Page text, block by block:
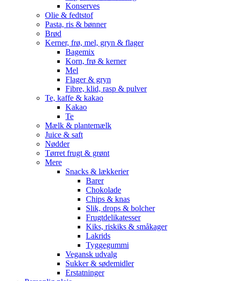
Konserves
Olie & fedtstof
Pasta, ris & bønner
Brød
Kerner, frø, mel, gryn & flager
Bagemix
Korn, frø & kerner
Mel
Flager & gryn
Fibre, klid, rasp & pulver
Te, kaffe & kakao
Kakao
Te
Mælk & plantemælk
Juice & saft
Nødder
Tørret frugt & grønt
Mere
Snacks & lækkerier
Barer
Chokolade
Chips & knas
Slik, drops & bolcher
Frugtdelikatesser
Kiks, riskiks & småkager
Lakrids
Tyggegummi
Vegansk udvalg
Sukker & sødemidler
Erstatninger